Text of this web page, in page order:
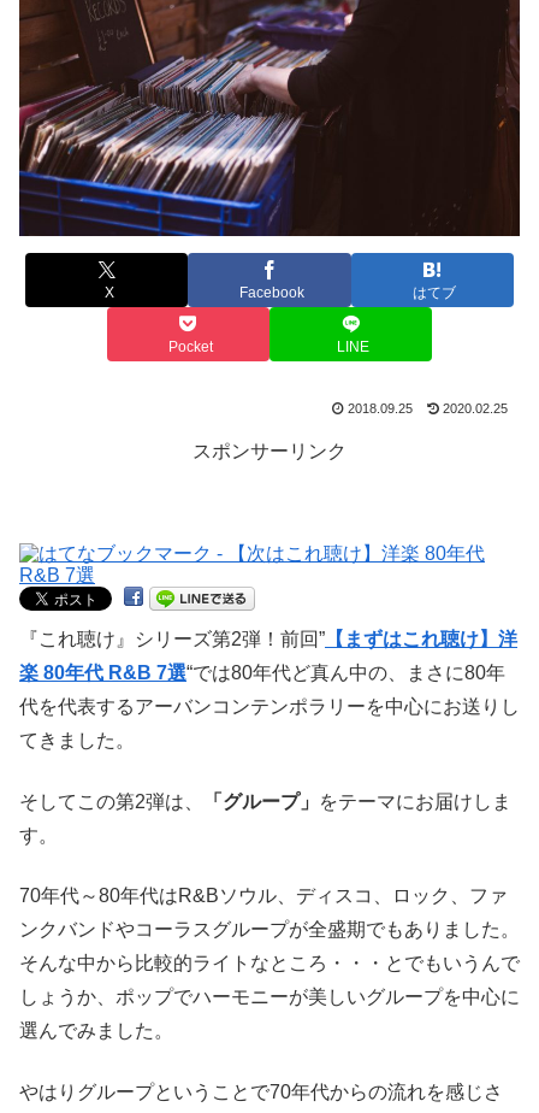
X Facebook はてブ
Pocket LINE
2018.09.25 2020.02.25
スポンサーリンク
『これ聴け』シリーズ第2弾！前回” 【まずはこれ聴け】洋
楽 80年代 R&B 7選“では80年代ど真ん中の、まさに80年
代を代表するアーバンコンテンポラリーを中心にお送りし
てきました。
そしてこの第2弾は、 「グループ」
をテーマにお届けしま
す。
70年代～80年代はR&Bソウル、ディスコ、ロック、ファ
ンクバンドやコーラスグループが全盛期でもありました。
そんな中から比較的ライトなところ・・・とでもいうんで
しょうか、ポップでハーモニーが美しいグループを中心に
選んでみました。
やはりグループということで70年代からの流れを感じさ